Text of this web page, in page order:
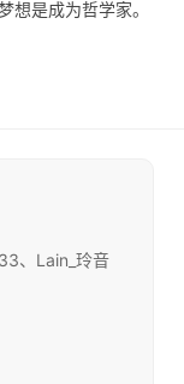
想是成为哲学家。
、Lain_玲音